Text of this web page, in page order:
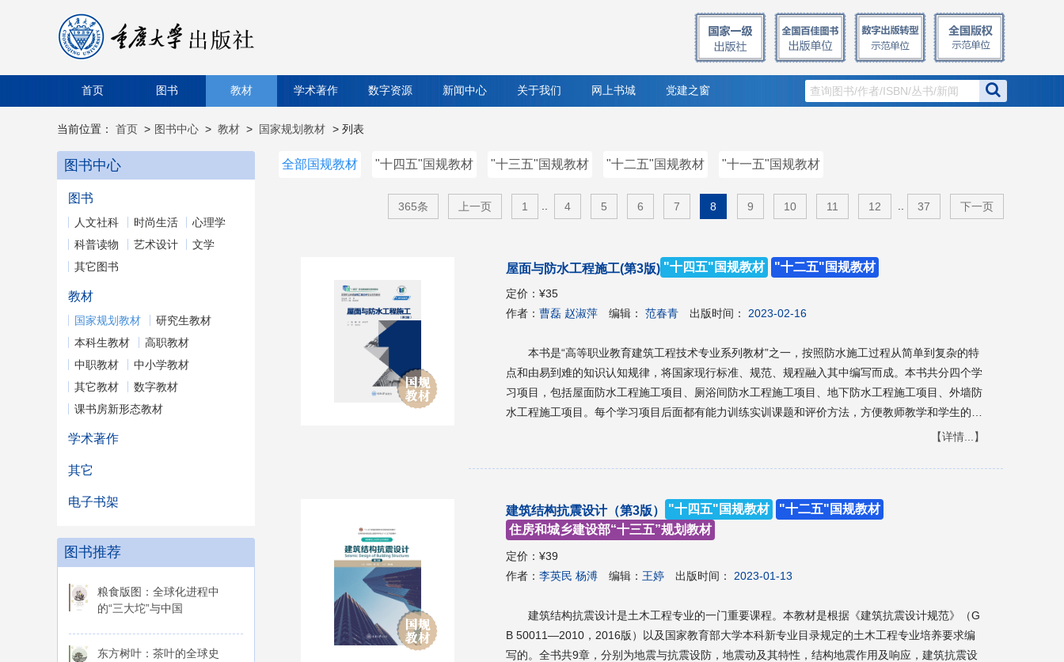
首页 图书 教材 学术著作 数字资源 新闻中心 关于我们 网上书城 党建之窗
当前位置： 首页 > 图书中心 > 教材 > 国家规划教材 > 列表
图书中心
图书
人文社科 时尚生活
心理学
科普读物
艺术设计
文学
其它图书
教材
国家规划教材
研究生教材
本科生教材
高职教材
中职教材
中小学教材
其它教材
数字教材
课书房新形态教材
学术著作
其它
电子书架
图书推荐
粮食版图：全球化进程中
的“三大坨”与中国
东方树叶：茶叶的全球史
全部国规教材 "十四五"国规教材 "十三五"国规教材 "十二五"国规教材 "十一五"国规教材
365条 上一页 1 4 5 6 7 8 9 10 11 12 37 下一页
屋面与防水工程施工(第3版) "十四五"国规教材 "十二五"国规教材
定价：¥35
作者：曹磊 赵淑萍 编辑： 范春青 出版时间： 2023-02-16
本书是“高等职业教育建筑工程技术专业系列教材”之一，按照防水施工过程从简单到复杂的特
点和由易到难的知识认知规律，将国家现行标准、规范、规程融入其中编写而成。本书共分四个学
习项目，包括屋面防水工程施工项目、厕浴间防水工程施工项目、地下防水工程施工项目、外墙防
水工程施工项目。每个学习项目后面都有能力训练实训课题和评价方法，方便教师教学和学生的实
训练习，突出了“做中教，做中学”的高等职业教育特色。对于难以理解的内容，用图示方法予以表
学用书，也可作为相关专业及岗位培训的教材或学习参考。
【详情...】
建筑结构抗震设计（第3版） "十四五"国规教材
"十二五"国规教材
住房和城乡建设部“十三五”规划教材
定价：¥39
作者：李英民 杨溥 编辑： 王婷 出版时间： 2023-01-13
建筑结构抗震设计是土木工程专业的一门重要课程。本教材是根据《建筑抗震设计规范》（G
B 50011—2010，2016版）以及国家教育部大学本科新专业目录规定的土木工程专业培养要求编
写的。全书共9章，分别为地震与抗震设防，地震动及其特性，结构地震作用及响应，建筑抗震设